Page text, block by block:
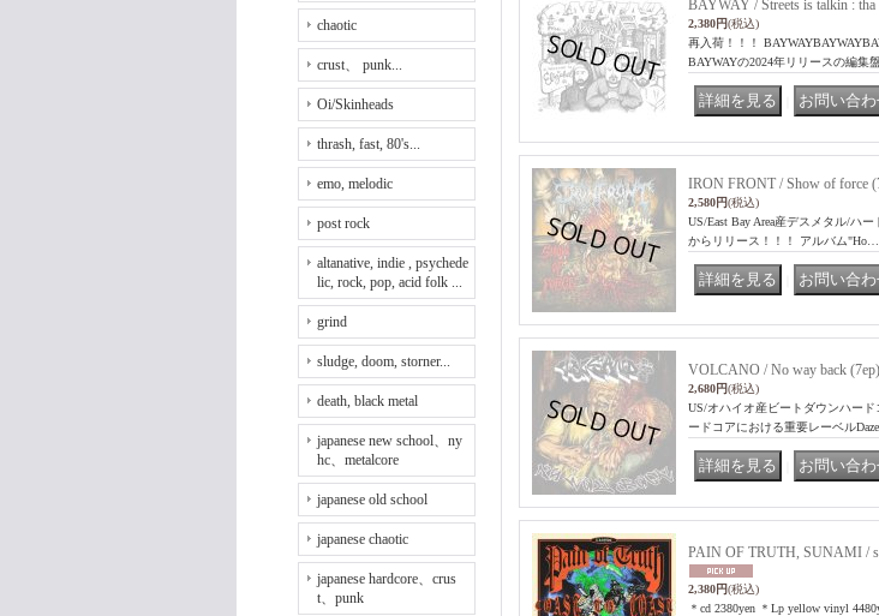
chaotic
crust、 punk...
Oi/Skinheads
thrash, fast, 80's...
emo, melodic
post rock
altanative, indie , psychede
lic, rock, pop, acid folk ...
grind
sludge, doom, storner...
death, black metal
japanese new school、ny
hc、metalcore
japanese old school
japanese chaotic
japanese hardcore、crus
t、punk
BAYWAY / Streets is talkin : tha
2,380円(税込)
再入荷！！！
BAYWAYの2024年リリースの編集
IRON FRONT / Show of force
2,580円(税込)
US/East Bay Area産デスメタル/ハー
からリリース！！！ アルバム"Ho…
VOLCANO / No way back
2,680円(税込)
US/オハイオ産ビートダウンハー
ードコアにおける重要レーベル
PAIN OF TRUTH, SUNAMI /
2,380円(税込)
＊cd 2380yen ＊Lp yellow vinyl